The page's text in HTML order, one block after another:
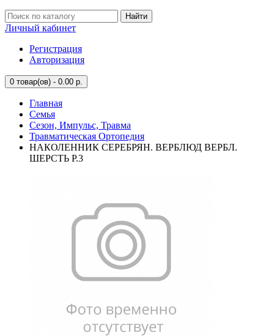
Найти
Личный кабинет
Регистрация
Авторизация
0 товар(ов) - 0.00 р.
Главная
Семья
Сезон, Импульс, Травма
Травматическая Ортопедия
НАКОЛЕННИК СЕРЕБРЯН. ВЕРБЛЮД ВЕРБЛ.
ШЕРСТЬ Р.3